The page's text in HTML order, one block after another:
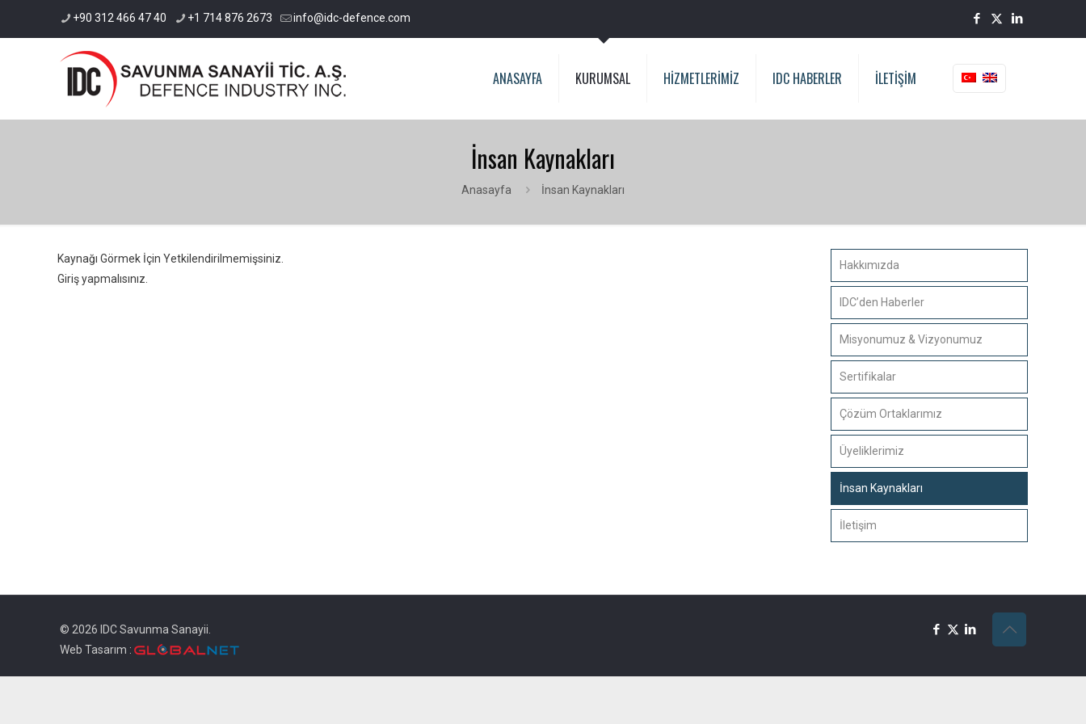
+90 312 466 47 40 +1 714 876 2673 info@idc-defence.com
ANASAYFA KURUMSAL HİZMETLERİMİZ IDC HABERLER İLETİŞİM
İnsan Kaynakları
Anasayfa İnsan Kaynakları
Kaynağı Görmek İçin Yetkilendirilmemişsiniz.
Giriş yapmalısınız.
Hakkımızda
IDC’den Haberler
Misyonumuz & Vizyonumuz
Sertifikalar
Çözüm Ortaklarımız
Üyeliklerimiz
İnsan Kaynakları
İletişim
© 2026 IDC Savunma Sanayii.
Web Tasarım :